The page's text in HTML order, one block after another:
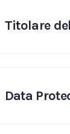
Titolare
Data